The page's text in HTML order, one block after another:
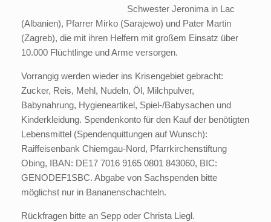
Schwester Jeronima in Lac
(Albanien), Pfarrer Mirko (Sarajewo) und Pater Martin
(Zagreb), die mit ihren Helfern mit großem Einsatz über
10.000 Flüchtlinge und Arme versorgen.
Vorrangig werden wieder ins Krisengebiet gebracht:
Zucker, Reis, Mehl, Nudeln, Öl, Milchpulver,
Babynahrung, Hygieneartikel, Spiel-/Babysachen und
Kinderkleidung. Spendenkonto für den Kauf der benötigten
Lebensmittel (Spendenquittungen auf Wunsch):
Raiffeisenbank Chiemgau-Nord, Pfarrkirchenstiftung
Obing, IBAN: DE17 7016 9165 0801 843060, BIC:
GENODEF1SBC. Abgabe von Sachspenden bitte
möglichst nur in Bananenschachteln.
Rückfragen bitte an Sepp oder Christa Liegl.